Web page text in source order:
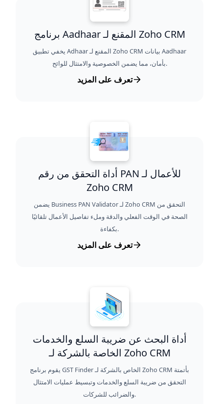
برنامج Aadhaar المقنع لـ Zoho CRM
يخفي تطبيق Adhaar المقنع لـ Zoho CRM بيانات Aadhaar
بأمان، مما يضمن الخصوصية والامتثال للوائح.
تعرف على المزيد
أداة التحقق من رقم PAN للأعمال لـ
Zoho CRM
يضمن Business PAN Validator لـ Zoho CRM التحقق من
الصحة في الوقت الفعلي والدقة وملء تفاصيل الأعمال تلقائيًا
بكفاءة.
تعرف على المزيد
أداة البحث عن ضريبة السلع والخدمات
الخاصة بالشركة لـ Zoho CRM
يقوم برنامج GST Finder الخاص بالشركة لـ Zoho CRM بأتمتة
التحقق من ضريبة السلع والخدمات وتبسيط عمليات الامتثال
والضرائب للشركات.